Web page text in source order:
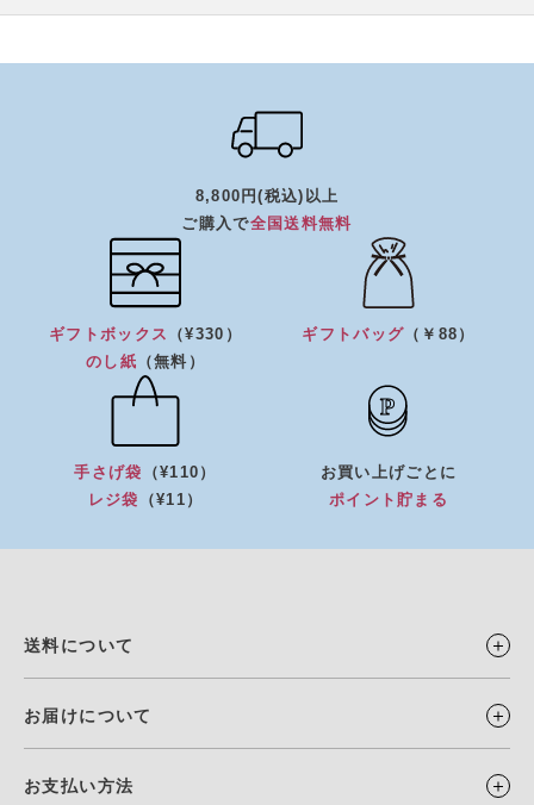
8,800円(税込)以上
ご購入で全国送料無料
ギフトボックス
（¥330）
のし紙 （無料）
ギフトバッグ （￥88）
手さげ袋
（¥110）
レジ袋
（¥11）
お買い上げごとに
ポイント貯まる
送料について
お届けについて
お支払い方法